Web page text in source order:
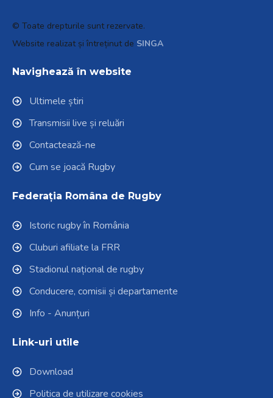
© Toate drepturile sunt rezervate.
Website realizat și întreținut de SINGA
Navighează în website
Ultimele știri
Transmisii live și reluări
Contactează-ne
Cum se joacă Rugby
Federația Româna de Rugby
Istoric rugby în România
Cluburi afiliate la FRR
Stadionul național de rugby
Conducere, comisii și departamente
Info - Anunțuri
Link-uri utile
Download
Politica de utilizare cookies